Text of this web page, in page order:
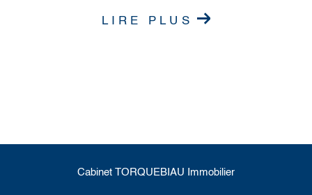
LIRE PLUS
Cabinet TORQUEBIAU Immobilier